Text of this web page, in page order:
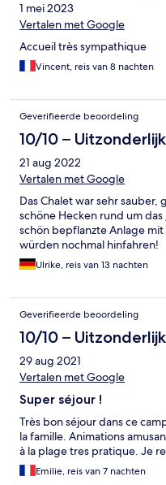
1 mei 2023
Vertalen met Google
Accueil très sympathique
Vincent, reis van 8 nachten
Geverifieerde beoordeling
10/10 – Uitzonderlijk
21 aug 2022
Vertalen met Google
Das Chalet war sehr
schöne Hecken rund um
schön bepflanzte Anlage
würden nochmal hinfahren!
Ulrike, reis van 13 nachten
Geverifieerde beoordeling
10/10 – Uitzonderlijk
29 aug 2021
Vertalen met Google
Super séjour !
Très bon séjour dans ce
la famille. Animations
à la plage tres pratique. Je
Emilie, reis van 7 nachten